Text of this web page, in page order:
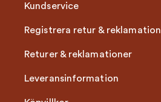
Kundservice
Registrera retur & reklamation
Returer & reklamationer
Leveransinformation